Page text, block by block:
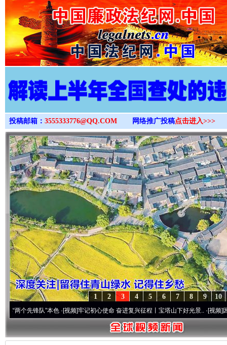
>
投稿邮箱： 3555333776@QQ.COM 网络推广投稿点击进入>>>
10
9
8
7
6
5
4
3
2
1
锋队”本色·[视频]牢记初心使命 奋进复兴征程丨宝塔山下好光景..·[视频]因党而生